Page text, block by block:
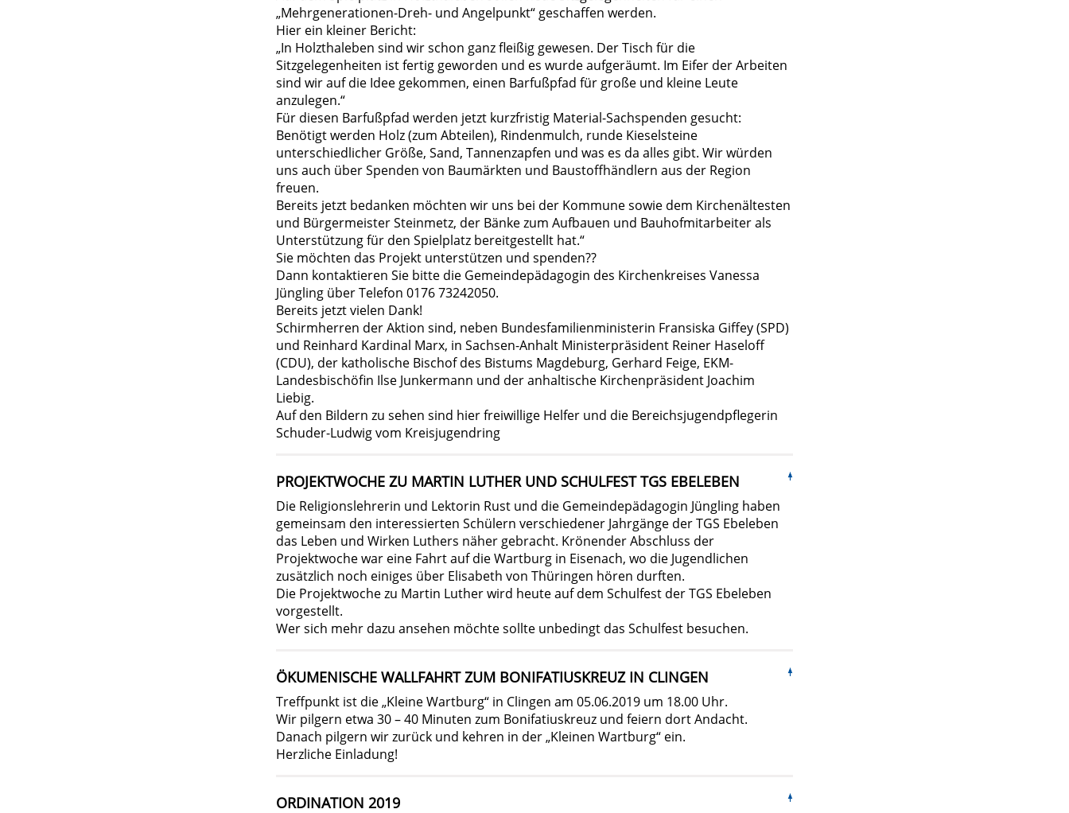
„Mehrgenerationen-Dreh- und Angelpunkt“ geschaffen werden.
Hier ein kleiner Bericht:
„In Holzthaleben sind wir schon ganz fleißig gewesen. Der Tisch für die
Sitzgelegenheiten ist fertig geworden und es wurde aufgeräumt. Im Eifer der Arbeiten
sind wir auf die Idee gekommen, einen Barfußpfad für große und kleine Leute
anzulegen.“
Für diesen Barfußpfad werden jetzt kurzfristig Material-Sachspenden gesucht:
Benötigt werden Holz (zum Abteilen), Rindenmulch, runde Kieselsteine
unterschiedlicher Größe, Sand, Tannenzapfen und was es da alles gibt. Wir würden
uns auch über Spenden von Baumärkten und Baustoffhändlern aus der Region
freuen.
Bereits jetzt bedanken möchten wir uns bei der Kommune sowie dem Kirchenältesten
und Bürgermeister Steinmetz, der Bänke zum Aufbauen und Bauhofmitarbeiter als
Unterstützung für den Spielplatz bereitgestellt hat.“
Sie möchten das Projekt unterstützen und spenden??
Dann kontaktieren Sie bitte die Gemeindepädagogin des Kirchenkreises Vanessa
Jüngling über Telefon 0176 73242050.
Bereits jetzt vielen Dank!
Schirmherren der Aktion sind, neben Bundesfamilienministerin Fransiska Giffey (SPD)
und Reinhard Kardinal Marx, in Sachsen-Anhalt Ministerpräsident Reiner Haseloff
(CDU), der katholische Bischof des Bistums Magdeburg, Gerhard Feige, EKM-
Landesbischöfin Ilse Junkermann und der anhaltische Kirchenpräsident Joachim
Liebig.
Auf den Bildern zu sehen sind hier freiwillige Helfer und die Bereichsjugendpflegerin
Schuder-Ludwig vom Kreisjugendring
PROJEKTWOCHE ZU MARTIN LUTHER UND SCHULFEST TGS EBELEBEN
Die Religionslehrerin und Lektorin Rust und die Gemeindepädagogin Jüngling haben
gemeinsam den interessierten Schülern verschiedener Jahrgänge der TGS Ebeleben
das Leben und Wirken Luthers näher gebracht. Krönender Abschluss der
Projektwoche war eine Fahrt auf die Wartburg in Eisenach, wo die Jugendlichen
zusätzlich noch einiges über Elisabeth von Thüringen hören durften.
Die Projektwoche zu Martin Luther wird heute auf dem Schulfest der TGS Ebeleben
vorgestellt.
Wer sich mehr dazu ansehen möchte sollte unbedingt das Schulfest besuchen.
ÖKUMENISCHE WALLFAHRT ZUM BONIFATIUSKREUZ IN CLINGEN
Treffpunkt ist die „Kleine Wartburg“ in Clingen am 05.06.2019 um 18.00 Uhr.
Wir pilgern etwa 30 – 40 Minuten zum Bonifatiuskreuz und feiern dort Andacht.
Danach pilgern wir zurück und kehren in der „Kleinen Wartburg“ ein.
Herzliche Einladung!
ORDINATION 2019